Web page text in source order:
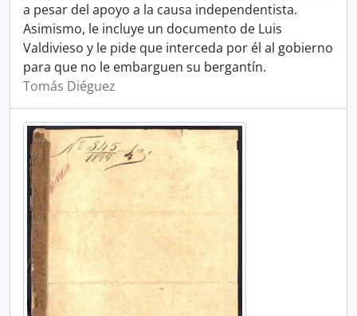
a pesar del apoyo a la causa independentista.
Asimismo, le incluye un documento de Luis
Valdivieso y le pide que interceda por él al gobierno
para que no le embarguen su bergantín.
Tomás Diéguez